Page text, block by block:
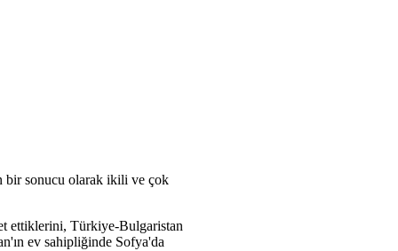
bir sonucu olarak ikili ve çok
ettiklerini, Türkiye-Bulgaristan
ev sahipliğinde Sofya'da